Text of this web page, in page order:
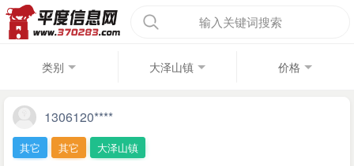
输入关键词搜索
类别 大泽山镇 价格
1306120****
其它 其它 大泽山镇